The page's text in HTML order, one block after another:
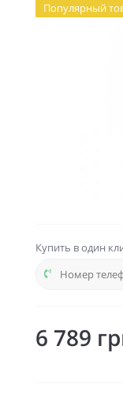
Популярный
Купить в один
6 789